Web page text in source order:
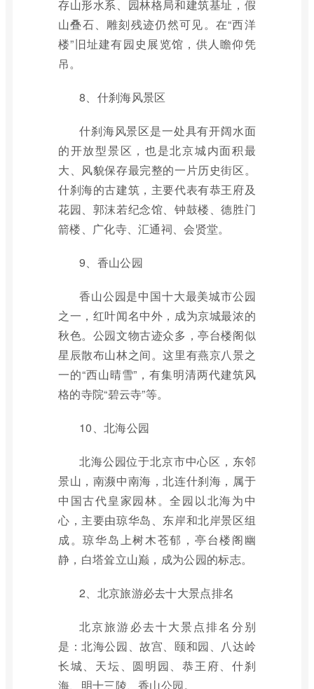
存山形水系、园林格局和建筑基址，假
山叠石、雕刻残迹仍然可见。在“西洋
楼”旧址建有园史展览馆，供人瞻仰凭
吊。
8、什刹海风景区
什刹海风景区是一处具有开阔水面
的开放型景区，也是北京城内面积最
大、风貌保存最完整的一片历史街区。
什刹海的古建筑，主要代表有恭王府及
花园、郭沫若纪念馆、钟鼓楼、德胜门
箭楼、广化寺、汇通祠、会贤堂。
9、香山公园
香山公园是中国十大最美城市公园
之一，红叶闻名中外，成为京城最浓的
秋色。公园文物古迹众多，亭台楼阁似
星辰散布山林之间。这里有燕京八景之
一的“西山晴雪”，有集明清两代建筑风
格的寺院“碧云寺”等。
10、北海公园
北海公园位于北京市中心区，东邻
景山，南濒中南海，北连什刹海，属于
中国古代皇家园林。全园以北海为中
心，主要由琼华岛、东岸和北岸景区组
成。琼华岛上树木苍郁，亭台楼阁幽
静，白塔耸立山巅，成为公园的标志。
2、北京旅游必去十大景点排名
北京旅游必去十大景点排名分别
是：北海公园、故宫、颐和园、八达岭
长城、天坛、圆明园、恭王府、什刹
海、明十三陵、香山公园。